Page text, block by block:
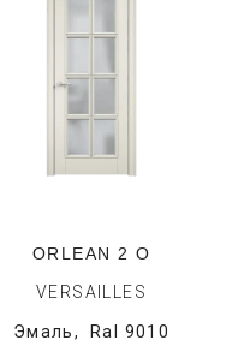
ORLEAN 2 O
VERSAILLES
Эмаль, Ral 9010